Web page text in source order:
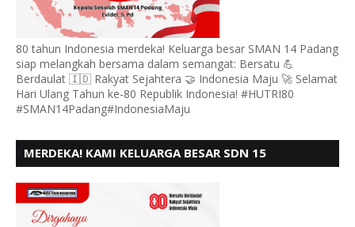
80 tahun Indonesia merdeka! Keluarga besar SMAN 14 Padang
siap melangkah bersama dalam semangat: Bersatu 💪
Berdaulat 🇮🇩 Rakyat Sejahtera 🤝 Indonesia Maju 🚀 Selamat
Hari Ulang Tahun ke-80 Republik Indonesia! #HUTRI80
#SMAN14Padang#IndonesiaMaju
MERDEKA! KAMI KELUARGA BESAR SDN 15